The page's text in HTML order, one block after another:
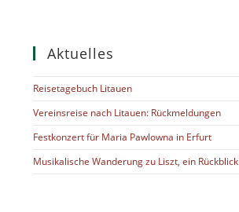
Aktuelles
Reisetagebuch Litauen
Vereinsreise nach Litauen: Rückmeldungen
Festkonzert für Maria Pawlowna in Erfurt
Musikalische Wanderung zu Liszt, ein Rückblick